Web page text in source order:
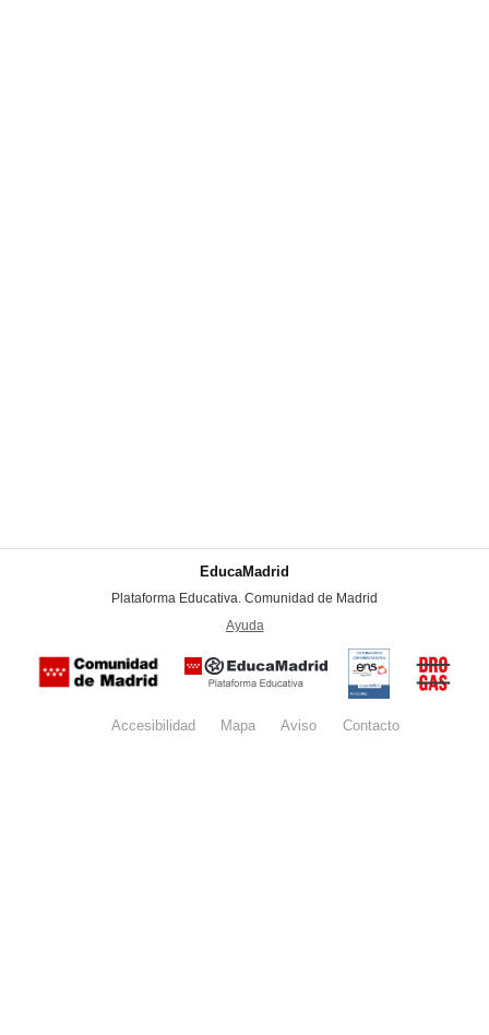
EducaMadrid
Plataforma Educativa. Comunidad de Madrid
Ayuda
Certificación
conformidad
con el
Nacional de
Seguridad
del
Accesibilidad Mapa Aviso legalContacto